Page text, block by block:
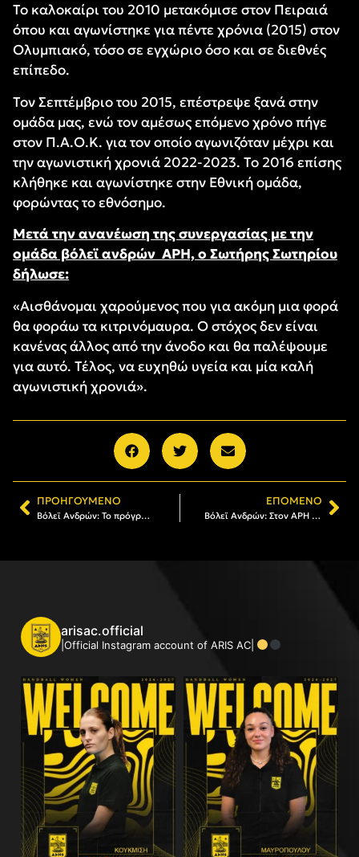
Το καλοκαίρι του 2010 μετακόμισε στον Πειραιά
όπου και αγωνίστηκε για πέντε χρόνια (2015) στον
Ολυμπιακό, τόσο σε εγχώριο όσο και σε διεθνές
επίπεδο.
Τον Σεπτέμβριο του 2015, επέστρεψε ξανά στην
ομάδα μας, ενώ τον αμέσως επόμενο χρόνο πήγε
στον Π.Α.Ο.Κ. για τον οποίο αγωνιζόταν μέχρι και
την αγωνιστική χρονιά 2022-2023. Το 2016 επίσης
κλήθηκε και αγωνίστηκε στην Εθνική ομάδα,
φορώντας το εθνόσημο.
Μετά την ανανέωση της συνεργασίας με την
ομάδα βόλεϊ ανδρών ΑΡΗ, ο Σωτήρης Σωτηρίου
δήλωσε:
«Αισθάνομαι χαρούμενος που για ακόμη μια φορά
θα φοράω τα κιτρινόμαυρα. Ο στόχος δεν είναι
κανένας άλλος από την άνοδο και θα παλέψουμε
για αυτό. Τέλος, να ευχηθώ υγεία και μία καλή
αγωνιστική χρονιά».
ΠΡΟΗΓΟΎΜΕΝΟ
Βόλεϊ Ανδρών: Το πρόγραμμα του ΑΡΗ στο πρωτάθλημα
ΕΠΌΜΕΝΟ
Βόλεϊ Ανδρών: Στον ΑΡΗ ο Ναπολέων Φραγκουλίδης
arisac.official
|Official Instagram account of ARIS AC|